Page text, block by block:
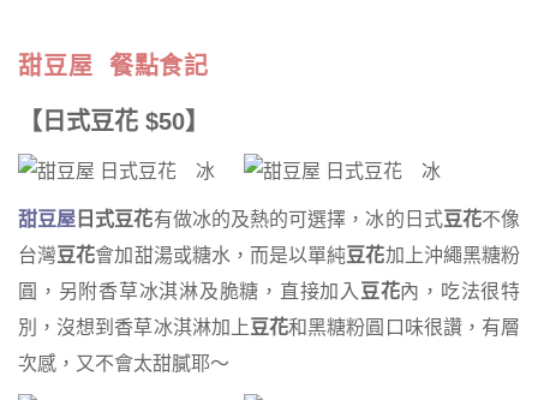
甜豆屋 餐點食記
【日式豆花 $50】
甜豆屋 日式豆花有做冰的及熱的可選擇，冰的日式豆花不像
台灣豆花會加甜湯或糖水，而是以單純豆花加上沖繩黑糖粉
圓，另附香草冰淇淋及脆糖，直接加入 豆花內，吃法很特
別，沒想到香草冰淇淋加上 豆花和黑糖粉圓口味很讚，有層
次感，又不會太甜膩耶～